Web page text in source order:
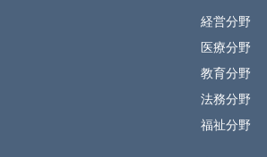
経営分野
医療分野
教育分野
法務分野
福祉分野